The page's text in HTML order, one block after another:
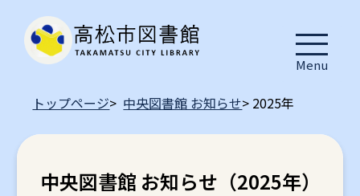
Menu
トップページ> 中央図書館 お知らせ> 2025年
中央図書館 お知らせ（2025年）